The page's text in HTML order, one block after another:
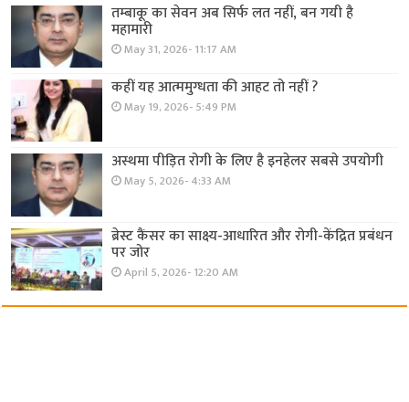
तम्बाकू का सेवन अब सिर्फ लत नहीं, बन गयी है
महामारी
May 31, 2026- 11:17 AM
कहीं यह आत्ममुग्धता की आहट तो नहीं ?
May 19, 2026- 5:49 PM
अस्थमा पीड़ित रोगी के लिए है इनहेलर सबसे उपयोगी
May 5, 2026- 4:33 AM
ब्रेस्ट कैंसर का साक्ष्य-आधारित और रोगी-केंद्रित प्रबंधन
पर जोर
April 5, 2026- 12:20 AM